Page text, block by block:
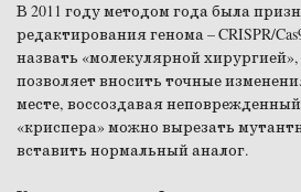
В 2011 году методом года была
редактирования генома – CRISPR/
назвать «молекулярной
позволяет вносить точные
месте, воссоздавая
«криспера» можно вырезать
вставить нормальный аналог.